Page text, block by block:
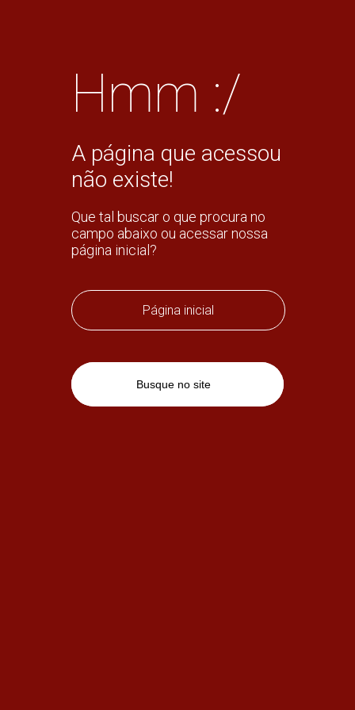
Hmm :/
A página que acessou
não existe!
Que tal buscar o que procura no
campo abaixo ou acessar nossa
página inicial?
Página inicial